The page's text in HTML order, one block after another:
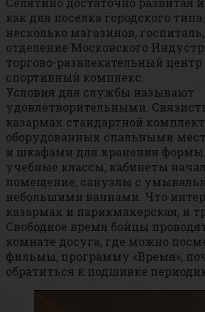
как для поселка городского
несколько магазинов,
отделение Московского
торгово-развлекательный
спортивный комплекс.
Условия для службы называют
удовлетворительными.
казармах стандартной
оборудованных спальными
и шкафами для хранения
учебные классы, кабинеты
помещение, санузлы с
небольшими ваннами. Что
казармах и парикмахерская, и
Свободное время бойцы
комнате досуга, где можно
фильмы, программу «Время»,
обратиться к подшивке